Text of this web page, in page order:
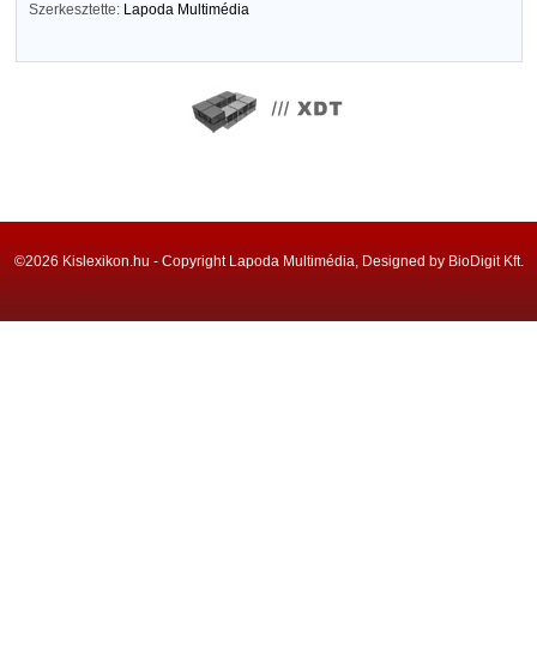
Szerkesztette: Lapoda Multimédia
©2026 Kislexikon.hu - Copyright Lapoda Multimédia, Designed by BioDigit Kft.